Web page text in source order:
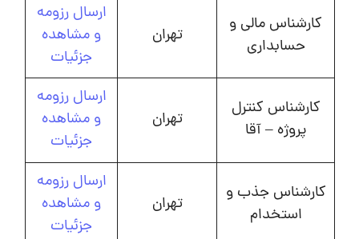
کارشناس مالی و
حسابداری
تهران
ارسال رزومه
و مشاهده
جزئیات
کارشناس کنترل
پروژه – آقا
تهران
ارسال رزومه
و مشاهده
جزئیات
کارشناس جذب و
استخدام
تهران
ارسال رزومه
و مشاهده
جزئیات